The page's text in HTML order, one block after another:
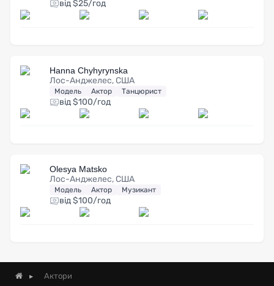
від $25/год
Hanna Chyhyrynska
Лос-Анджелес, США
Модель Актор Танцюрист
від $100/год
Olesya Matsko
Лос-Анджелес, США
Модель Актор Музикант
від $100/год
Актори